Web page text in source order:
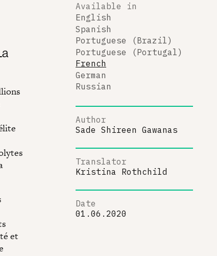
et
Available in
English
Spanish
Portuguese (Brazil)
Portuguese (Portugal)
French
German
Russian
Author
Sade Shireen Gawanas
Translator
Kristina Rothchild
Date
01.06.2020